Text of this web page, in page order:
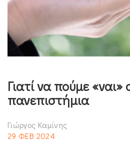
Γιατί να πούμε
πανεπιστήμια
Γιώργος Καμίνης
29 ΦΕΒ 2024